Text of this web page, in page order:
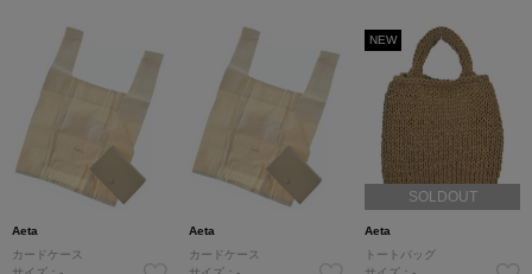
Aeta
カードケース
Aeta
カードケース
NEW
SOLDOUT
Aeta
トートバッグ